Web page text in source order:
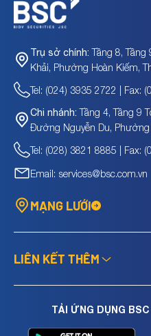
Trụ sở chính: Tầng 8, Tầng
Khải, Phường Hoàn Kiếm,
Tel: (024) 3935 2722 | Fax:
Chi nhánh: Tầng 4, Tầng 9
Đường Nguyễn Du, Phường
Tel: (028) 3821 8885 | Fax:
Email: services@bsc.com.vn
MẠNG LƯỚI
LIÊN KẾT THÊM
TẢI ỨNG DỤNG